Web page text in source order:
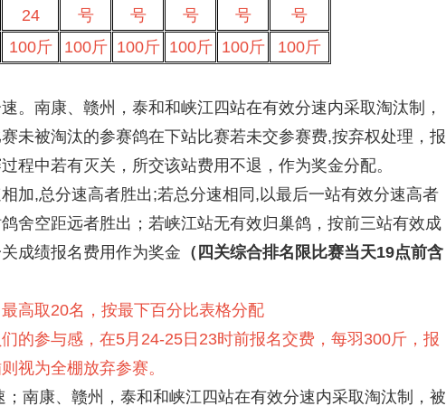
24
号
号
号
号
号
100斤 100斤 100斤 100斤 100斤
100斤
。南康、赣州，泰和和峡江四站在有效分速内采取淘汰制，
未被淘汰的参赛鸽在下站比赛若未交参赛费,按弃权处理，报
程中若有灭关，所交该站费用不退，作为奖金分配。
加,总分速高者胜出;若总分速相同,以最后一站有效分速高者
舍空距远者胜出；若峡江站无有效归巢鸽，按前三站有效成
成绩报名费用作为奖金 （四关综合排名限比赛当天19点前含
高取20名，按最下百分比表格分配
的参与感，在5月24-25日23时前报名交费，每羽300斤，报
视为全棚放弃参赛。
南康、赣州，泰和和峡江四站在有效分速内采取淘汰制，被